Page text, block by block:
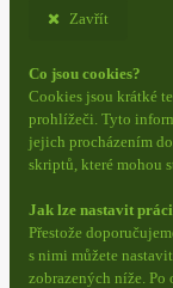
Zavřít
Co jsou cookies?
Cookies jsou krátké
prohlížeči. Tyto
jejich procházením
skriptů, které mohou
Jak lze nastavit práci
Přestože
s nimi můžete
zobrazených níže. Po